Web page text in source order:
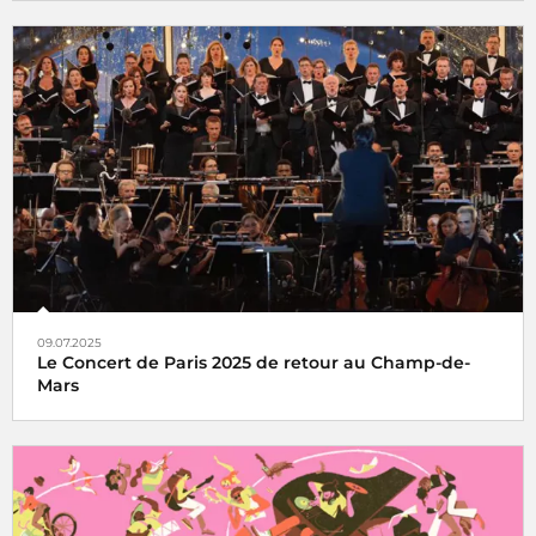
l'Hyper Weekend Festival vous donne rendez-vous à la
Maison de la Radio et de la Musique les 23, 24 et 25 janvier
2026
09.07.2025
Le Concert de Paris 2025 de retour au Champ-de-
Mars
Le Concert de Paris du 14 juillet revient au pied de la Tour
Eiffel toujours en direct sur France Inter, France 2 et dans